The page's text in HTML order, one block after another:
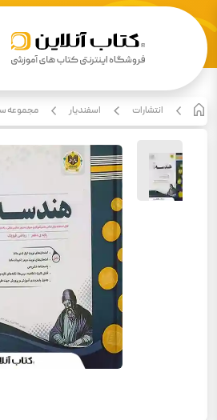
انتشارات اسفندیار مجموعه